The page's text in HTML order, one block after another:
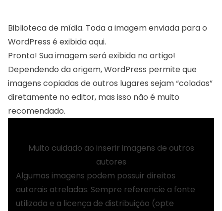
Biblioteca de mídia. Toda a imagem enviada para o
WordPress é exibida aqui.
Pronto! Sua imagem será exibida no artigo!
Dependendo da origem, WordPress permite que
imagens copiadas de outros lugares sejam “coladas”
diretamente no editor, mas isso não é muito
recomendado.
Muito cuidado ao inserir imagens de outros
autores
Algumas imagens podem possuir direitos
autorais atreladas. Sempre referencie a fonte
utilizada e a licença de distribuição (opte